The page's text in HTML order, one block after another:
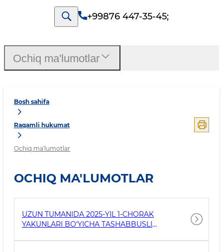
+99876 447-35-45;
Bosh sahifa
Raqamli hukumat
Ochiq ma'lumotlar
OCHIQ MA'LUMOTLAR
UZUN TUMANIDA 2025-YIL 1-CHORAK
YAKUNLARI BO‘YICHA TASHABBUSLI
MA’LUMOT
Ochiq ma'lumotlar